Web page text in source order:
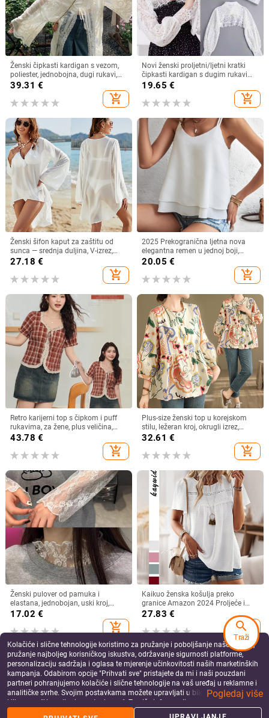
Ženski čipkasti kardigan s vezom,
poliester, jednobojna, dugi rukavi,
dugi kroj
39.31 €
add_shopping_cart
Novi ženski proljetni/ljetni kratki
čipkasti kardigan s dugim rukavima
i lažnim ovratnikom, otporan na
19.65 €
add_shopping_cart
Ženski šifon kaput za zaštitu od
sunca — srednja duljina, V-izrez,
dugi rukav, široki kroj, 95% poliester
27.18 €
add_shopping_cart
2025 Prekogranična ljetna nova
elegantna remen u jednoj boji,
jednostavna remen s V-izrezom
20.05 €
add_shopping_cart
Retro karijerni top s čipkom i puff
rukavima, za žene, plus veličina,
četvrtasti izrez
43.78 €
add_shopping_cart
Plus-size ženski top u korejskom
stilu, ležeran kroj, okrugli izrez,
pamuk (70–80%), proljeće 2024
32.61 €
add_shopping_cart
Ženski pulover od pamuka i
elastana, jednobojan, uski kroj,
okrugli izrez, dugi rukavi
17.02 €
add_shopping_cart
Kaikuo ženska košulja preko
granice Amazon 2024 Proljeće i
ljeto Izvoz Ležerna jednobojna
majica kratkih rukava s okruglim
izrezom
27.83 €
add_shopping_cart
Kolačiće i slične tehnologije koristimo za pružanje i poboljšanje naše Usluge,
pružanje najboljeg korisničkog iskustva, održavanje sigurnosti platforme,
personalizaciju sadržaja i oglasa te mjerenje učinkovitosti naših marketinških
kampanja. Odabirom opcije "Prihvati sve" pristajete da mi i naši pouzdani
partneri pohranjujemo kolačiće i slične tehnologije na vaš uređaj u reklamne i
analitičke svrhe. Svojim postavkama možete upravljati u bilo kojem trenutku
klikom na "Upravljanje postavkama". Za više informacija pogledajte našu
Pogledaj više
search
Traži